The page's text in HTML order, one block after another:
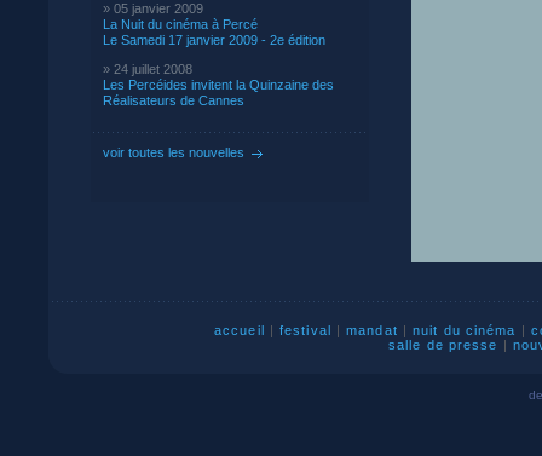
» 05 janvier 2009
La Nuit du cinéma à Percé
Le Samedi 17 janvier 2009 - 2e édition
» 24 juillet 2008
Les Percéides invitent la Quinzaine des
Réalisateurs de Cannes
voir toutes les nouvelles
accueil |festival |mandat |nuit du cinéma |
salle de presse |